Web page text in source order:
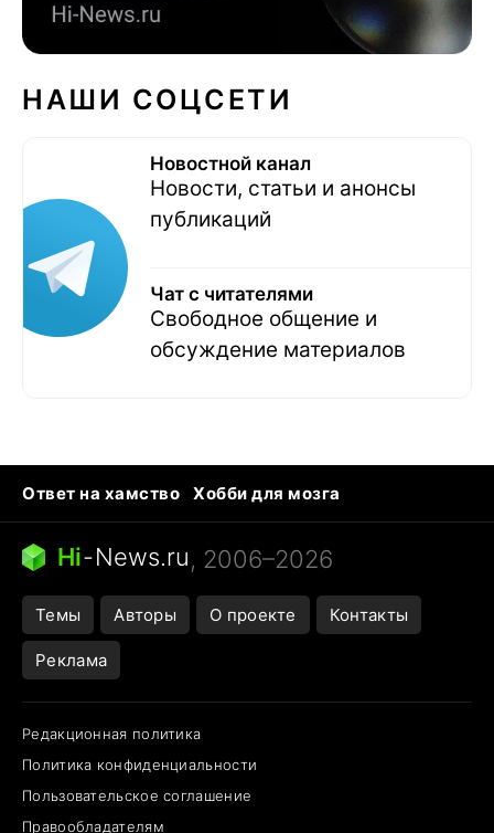
НАШИ СОЦСЕТИ
Новостной канал
Новости, статьи и анонсы
публикаций
Чат с читателями
Свободное общение и
обсуждение материалов
Ответ на хамство
Хобби для мозга
Бензин 100 и 95
Тунцы в океанариуме
Следующая пандемия
Hi-News.ru, 2006–2026
Темы Авторы О проекте Контакты
Реклама
Редакционная политика
Политика конфиденциальности
Пользовательское соглашение
Правообладателям